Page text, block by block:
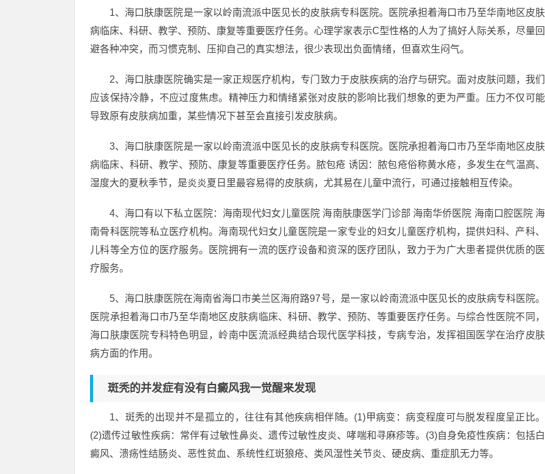
1、海口肤康医院是一家以岭南流派中医见长的皮肤病专科医院。医院承担着海口市乃至华南地区皮肤
病临床、科研、教学、预防、康复等重要医疗任务。心理学家表示C型性格的人为了搞好人际关系，尽量回
避各种冲突，而习惯克制、压抑自己的真实想法，很少表现出负面情绪，但喜欢生闷气。
2、海口肤康医院确实是一家正规医疗机构，专门致力于皮肤疾病的治疗与研究。面对皮肤问题，我们
应该保持冷静，不应过度焦虑。精神压力和情绪紧张对皮肤的影响比我们想象的更为严重。压力不仅可能
导致原有皮肤病加重，某些情况下甚至会直接引发皮肤病。
3、海口肤康医院是一家以岭南流派中医见长的皮肤病专科医院。医院承担着海口市乃至华南地区皮肤
病临床、科研、教学、预防、康复等重要医疗任务。脓包疮 诱因：脓包疮俗称黄水疮，多发生在气温高、
湿度大的夏秋季节，是炎炎夏日里最容易得的皮肤病，尤其易在儿童中流行，可通过接触相互传染。
4、海口有以下私立医院：海南现代妇女儿童医院 海南肤康医学门诊部 海南华侨医院 海南口腔医院 海
南骨科医院等私立医疗机构。海南现代妇女儿童医院是一家专业的妇女儿童医疗机构，提供妇科、产科、
儿科等全方位的医疗服务。医院拥有一流的医疗设备和资深的医疗团队，致力于为广大患者提供优质的医
疗服务。
5、海口肤康医院在海南省海口市美兰区海府路97号，是一家以岭南流派中医见长的皮肤病专科医院。
医院承担着海口市乃至华南地区皮肤病临床、科研、教学、预防、等重要医疗任务。与综合性医院不同，
海口肤康医院专科特色明显，岭南中医流派经典结合现代医学科技，专病专治，发挥祖国医学在治疗皮肤
病方面的作用。
斑秃的并发症有没有白癜风我一觉醒来发现
1、斑秃的出现并不是孤立的，往往有其他疾病相伴随。(1)甲病变：病变程度可与脱发程度呈正比。
(2)遗传过敏性疾病：常伴有过敏性鼻炎、遗传过敏性皮炎、哮喘和寻麻疹等。(3)自身免疫性疾病：包括白
癜风、溃疡性结肠炎、恶性贫血、系统性红斑狼疮、类风湿性关节炎、硬皮病、重症肌无力等。